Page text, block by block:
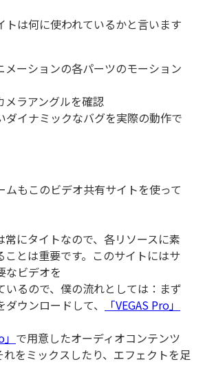
トは何に使われているかと言います
メーションの各パーツのモーション
メラアングルを確認
ダイナミックなバグを実際の動作で
ムもこのビデオ共有サイトを使って
常にタイトなので、各リソースに素
ことは重要です。このサイトにはサ
なビデオを
いるので、僕の流れとしては：まず
ウンロードして、
「VEGAS Pro」
で用意したオーディオコンテンツ
れをミックスしたり、エフェクトを足